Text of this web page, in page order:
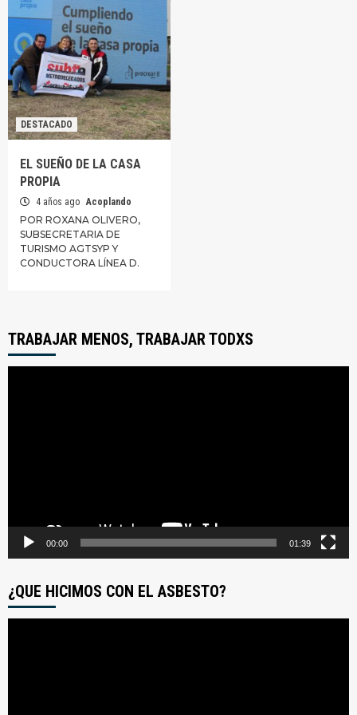
DESTACADO
EL SUEÑO DE LA CASA
PROPIA
4 años ago Acoplando
POR ROXANA OLIVERO,
SUBSECRETARIA DE
TURISMO AGTSYP Y
CONDUCTORA LÍNEA D.
TRABAJAR MENOS, TRABAJAR TODXS
00:00 01:39
¿QUE HICIMOS CON EL ASBESTO?